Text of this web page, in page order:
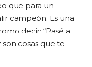
que para un
campeón. Es una
decir: “Pasé a
son cosas que te